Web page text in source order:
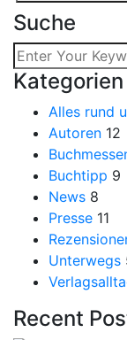
Suche
Kategorien
Alles rund
Autoren 12
Buchtipp 9
News 8
Presse 11
Unterwegs
Recent